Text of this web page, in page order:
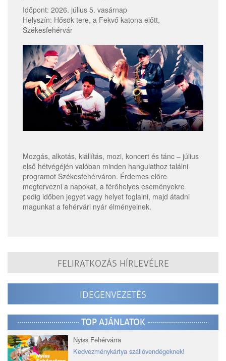
Időpont: 2026. július 5. vasárnap
Helyszín: Hősök tere, a Fekvő katona előtt,
Székesfehérvár
Mozgás, alkotás, kiállítás, mozi, koncert és tánc – július
első hétvégéjén valóban minden hangulathoz találni
programot Székesfehérváron. Érdemes előre
megtervezni a napokat, a férőhelyes eseményekre
pedig időben jegyet vagy helyet foglalni, majd átadni
magunkat a fehérvári nyár élményeinek.
FELIRATKOZÁS HÍRLEVÉLRE
IDEGENVEZETÉS
TOP AJÁNLATOK
Nyiss Fehérvárra
Kedvezménykártya szállóvendégeknek!